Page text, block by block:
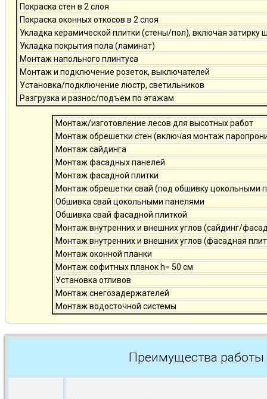
Покраска стен в 2 слоя
Покраска оконных откосов в 2 слоя
Укладка керамической плитки (стены/пол), включая затирку
Укладка покрытия пола (ламинат)
Монтаж напольного плинтуса
Монтаж и подключение розеток, выключателей
Установка/подключение люстр, светильников
Разгрузка и разнос/подъем по этажам
Монтаж/изготовление лесов для высотных работ
Монтаж обрешетки стен (включая монтаж
Монтаж сайдинга
Монтаж фасадных панелей
Монтаж фасадной плитки
Монтаж обрешетки свай (под обшивку цокольными
Обшивка свай цокольными панелями
Обшивка свай фасадной плиткой
Монтаж внутренних и внешних углов (сайдинг/
Монтаж внутренних и внешних углов (фасадная
Монтаж оконной планки
Монтаж софитных планок h= 50 см
Установка отливов
Монтаж снегозадержателей
Монтаж водосточной системы
Преимущества